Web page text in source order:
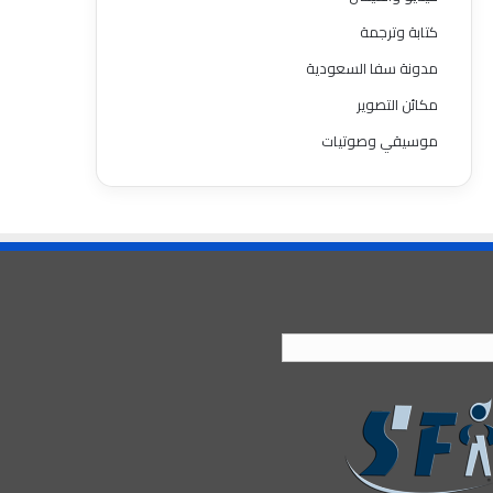
كتابة وترجمة
مدونة سفا السعودية
مكائن التصوير
موسيقي وصوتيات